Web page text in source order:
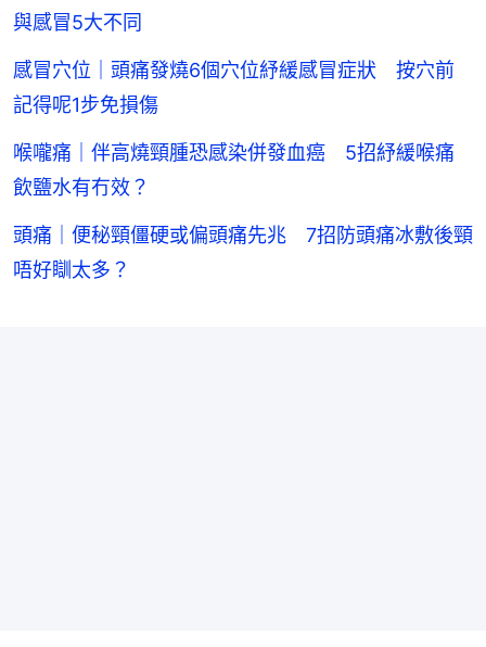
與感冒5大不同
感冒穴位｜頭痛發燒6個穴位紓緩感冒症狀 按穴前
記得呢1步免損傷
喉嚨痛｜伴高燒頸腫恐感染併發血癌 5招紓緩喉痛
飲鹽水有冇效？
頭痛｜便秘頸僵硬或偏頭痛先兆 7招防頭痛冰敷後頸
唔好瞓太多？